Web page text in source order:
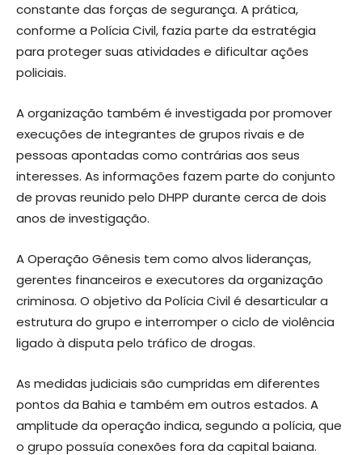
constante das forças de segurança. A prática,
conforme a Polícia Civil, fazia parte da estratégia
para proteger suas atividades e dificultar ações
policiais.
A organização também é investigada por promover
execuções de integrantes de grupos rivais e de
pessoas apontadas como contrárias aos seus
interesses. As informações fazem parte do conjunto
de provas reunido pelo DHPP durante cerca de dois
anos de investigação.
A Operação Gênesis tem como alvos lideranças,
gerentes financeiros e executores da organização
criminosa. O objetivo da Polícia Civil é desarticular a
estrutura do grupo e interromper o ciclo de violência
ligado à disputa pelo tráfico de drogas.
As medidas judiciais são cumpridas em diferentes
pontos da Bahia e também em outros estados. A
amplitude da operação indica, segundo a polícia, que
o grupo possuía conexões fora da capital baiana.